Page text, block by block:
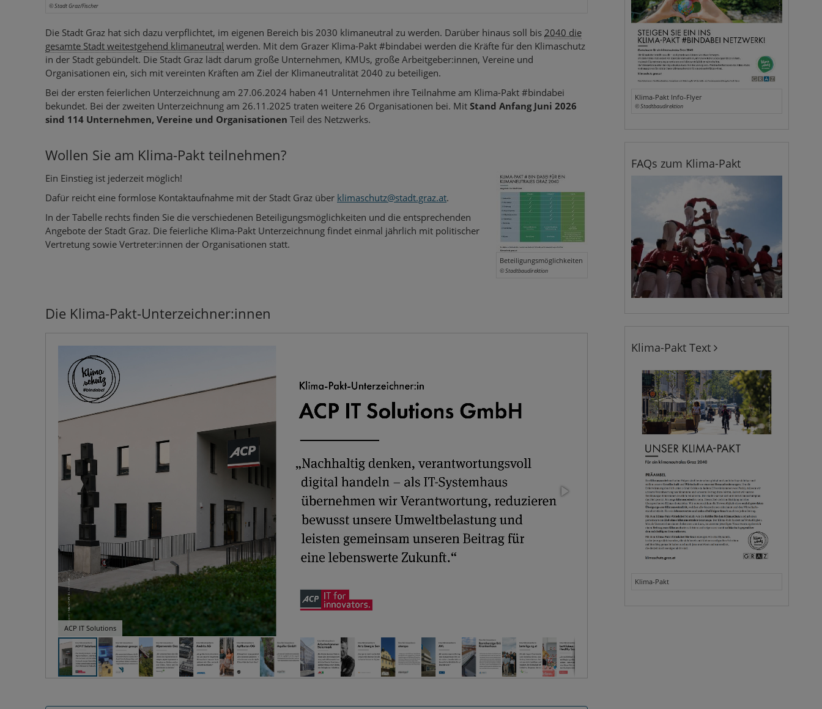
© Stadt Graz/Fischer
Die Stadt Graz hat sich dazu verpflichtet, im eigenen Bereich bis 2030 klimaneutral zu werden. Darüber hinaus soll bis 2040 die
gesamte Stadt weitestgehend klimaneutral werden. Mit dem Grazer Klima-Pakt #bindabei werden die Kräfte für den Klimaschutz
in der Stadt gebündelt. Die Stadt Graz lädt darum große Unternehmen, KMUs, große Arbeitgeber:innen, Vereine und
Organisationen ein, sich mit vereinten Kräften am Ziel der Klimaneutralität 2040 zu beteiligen.
Bei der ersten feierlichen Unterzeichnung am 27.06.2024 haben 41 Unternehmen ihre Teilnahme am Klima-Pakt #bindabei
bekundet. Bei der zweiten Unterzeichnung am 26.11.2025 traten weitere 26 Organisationen bei. Mit Stand Anfang Juni 2026
sind 114 Unternehmen, Vereine und Organisationen Teil des Netzwerks.
Wollen Sie am Klima-Pakt teilnehmen?
Beteiligungsmöglichkeiten
© Stadtbaudirektion
Ein Einstieg ist jederzeit möglich!
Dafür reicht eine formlose Kontaktaufnahme mit der Stadt Graz über klimaschutz@stadt.graz.at.
In der Tabelle rechts finden Sie die verschiedenen Beteiligungsmöglichkeiten und die entsprechenden
Angebote der Stadt Graz. Die feierliche Klima-Pakt Unterzeichnung findet einmal jährlich mit politischer
Vertretung sowie Vertreter:innen der Organisationen statt.
Die Klima-Pakt-Unterzeichner:innen
ACP IT Solutions
Klima-Pakt Info-Flyer
© Stadtbaudirektion
FAQs zum Klima-Pakt
Klima-Pakt Text
Klima-Pakt